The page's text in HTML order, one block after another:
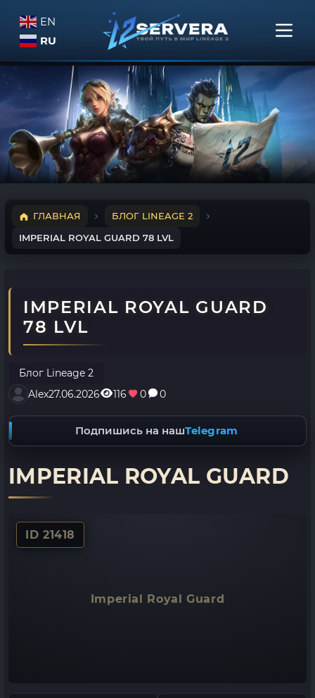
EN
RU
ГЛАВНАЯ
БЛОГ LINEAGE 2
IMPERIAL ROYAL GUARD 78 LVL
IMPERIAL ROYAL GUARD
78 LVL
Блог Lineage 2
Alex27.06.2026 116 0 0
Подпишись на нашTelegram
IMPERIAL ROYAL GUARD
ID 21418
Imperial Royal Guard